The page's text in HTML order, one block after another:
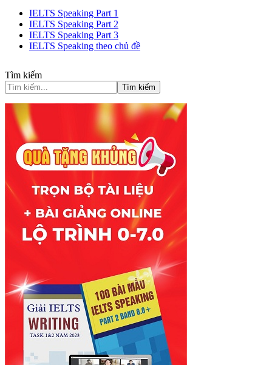
IELTS Speaking Part 1
IELTS Speaking Part 2
IELTS Speaking Part 3
IELTS Speaking theo chủ đề
Tìm kiếm
Tìm kiếm